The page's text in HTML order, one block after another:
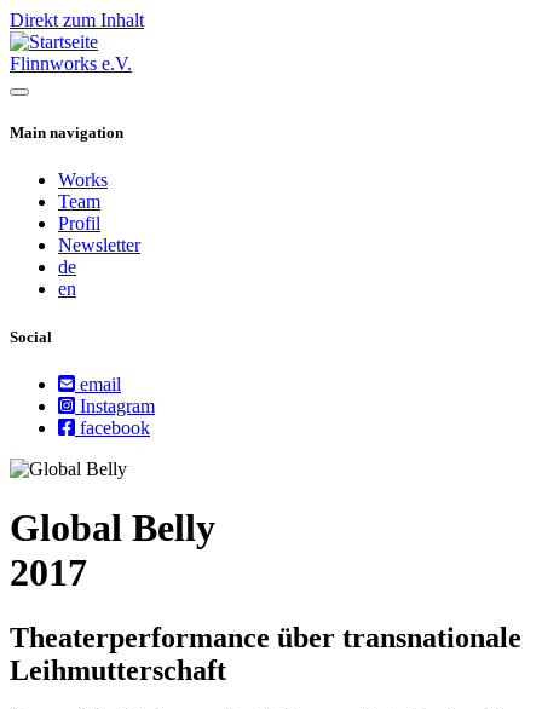
Direkt zum Inhalt
Flinnworks e.V.
Main navigation
Works
Team
Profil
Newsletter
de
en
Social
email
Instagram
facebook
Global Belly
2017
Theaterperformance über transnationale
Leihmutterschaft